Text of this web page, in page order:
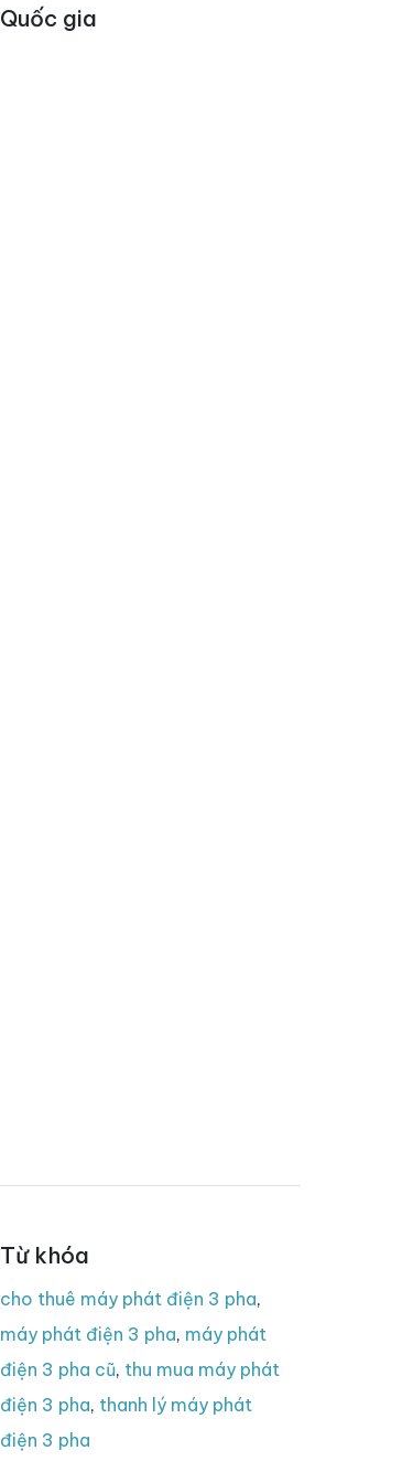
Quốc gia
Từ khóa
cho thuê máy phát điện 3 pha,
máy phát điện 3 pha, máy phát
điện 3 pha cũ, thu mua máy phát
điện 3 pha, thanh lý máy phát
điện 3 pha